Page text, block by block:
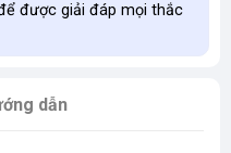
được giải đáp mọi thắc
dẫn